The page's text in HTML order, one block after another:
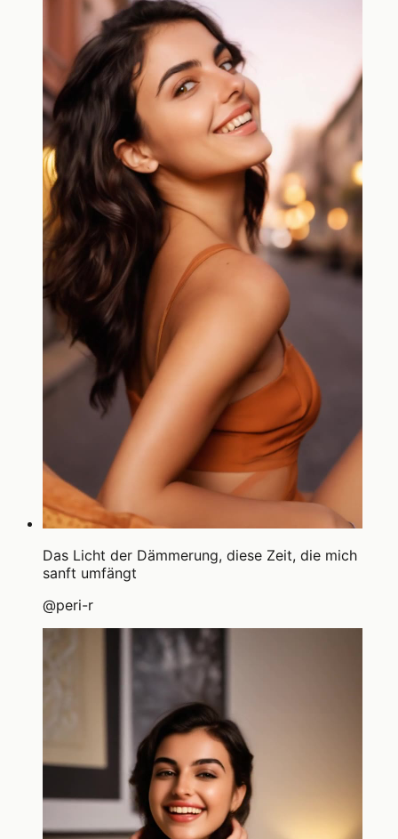
Das Licht der Dämmerung, diese Zeit, die mich
sanft umfängt
@peri-r